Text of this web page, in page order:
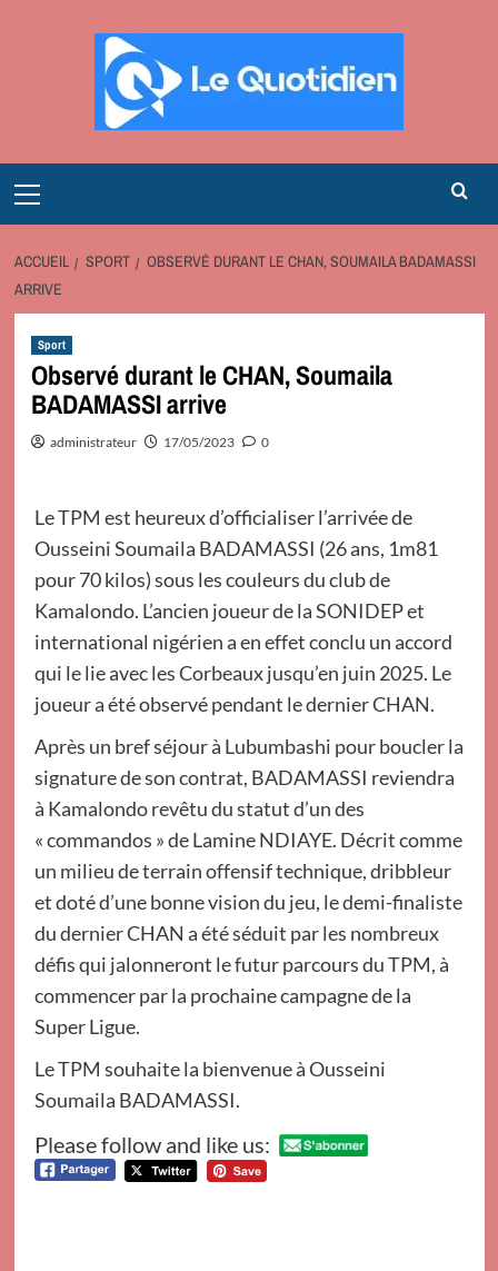
Menu
ACCUEIL SPORT
OBSERVÉ DURANT LE CHAN, SOUMAILA BADAMASSI
ARRIVE
Sport
Observé durant le CHAN, Soumaila
BADAMASSI arrive
administrateur 17/05/2023 0
Le TPM est heureux d’officialiser l’arrivée de
Ousseini Soumaila BADAMASSI (26 ans, 1m81
pour 70 kilos) sous les couleurs du club de
Kamalondo. L’ancien joueur de la SONIDEP et
international nigérien a en effet conclu un accord
qui le lie avec les Corbeaux jusqu’en juin 2025. Le
joueur a été observé pendant le dernier CHAN.
Après un bref séjour à Lubumbashi pour boucler la
signature de son contrat, BADAMASSI reviendra
à Kamalondo revêtu du statut d’un des
« commandos » de Lamine NDIAYE. Décrit comme
un milieu de terrain offensif technique, dribbleur
et doté d’une bonne vision du jeu, le demi-finaliste
du dernier CHAN a été séduit par les nombreux
défis qui jalonneront le futur parcours du TPM, à
commencer par la prochaine campagne de la
Super Ligue.
Le TPM souhaite la bienvenue à Ousseini
Soumaila BADAMASSI.
Please follow and like us: